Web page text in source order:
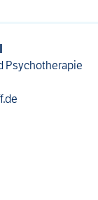
Psychotherapie